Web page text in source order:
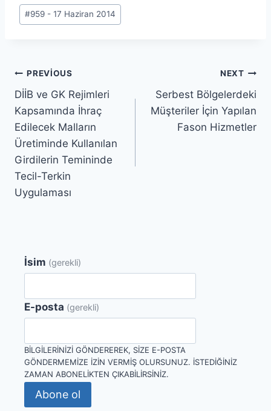
Post
Tags:
#959 - 17 Haziran 2014
Yazı
gezinmesi
PREVIOUS
DİİB ve GK Rejimleri
Kapsamında İhraç
Edilecek Malların
Üretiminde Kullanılan
Girdilerin Temininde
Tecil-Terkin
Uygulaması
NEXT
Serbest Bölgelerdeki
Müşteriler İçin Yapılan
Fason Hizmetler
İsim (gerekli)
E-posta (gerekli)
BILGILERINIZI GÖNDEREREK, SIZE E-POSTA
GÖNDERMEMIZE IZIN VERMIŞ OLURSUNUZ. İSTEDIĞINIZ
ZAMAN ABONELIKTEN ÇIKABILIRSINIZ.
Abone ol